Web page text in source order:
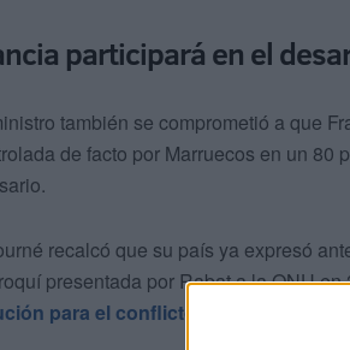
participará en el
también se comprometió a que
de facto por Marruecos en un 80
recalcó que su país ya expresó
presentada por Rabat a la ONU
para el conflicto